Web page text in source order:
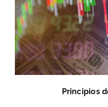
Principios